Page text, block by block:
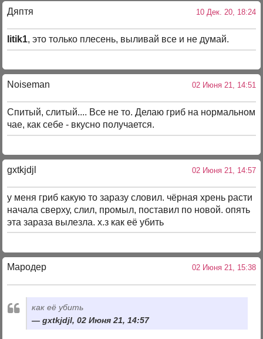
Дяптя 10 Дек. 20, 18:24
litik1, это только плесень, выливай все и не думай.
Noiseman 02 Июня 21, 14:51
Спитый, слитый.... Все не то. Делаю гриб на нормальном
чае, как себе - вкусно получается.
gxtkjdjl 02 Июня 21, 14:57
у меня гриб какую то заразу словил. чёрная хрень расти
начала сверху, слил, промыл, поставил по новой. опять
эта зараза вылезла. х.з как её убить
Мародер 02 Июня 21, 15:38
как её убить
gxtkjdjl, 02 Июня 21, 14:57